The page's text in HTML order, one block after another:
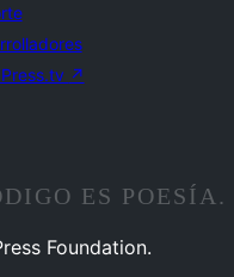
↗
ES POESÍA.
Foundation.